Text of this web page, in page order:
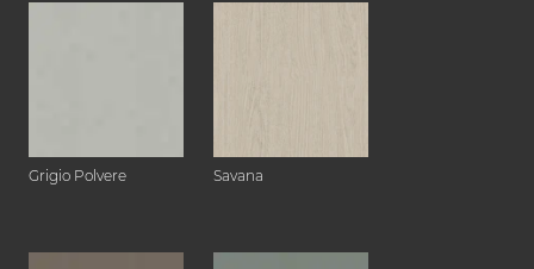
Grigio Polvere Savana